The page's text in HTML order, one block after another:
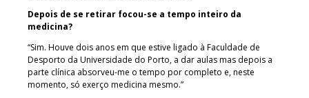
Depois de se retirar focou-se a tempo inteiro da
medicina?
“Sim. Houve dois anos em que estive ligado à Faculdade de
Desporto da Universidade do Porto, a dar aulas mas depois a
parte clínica absorveu-me o tempo por completo e, neste
momento, só exerço medicina mesmo.”